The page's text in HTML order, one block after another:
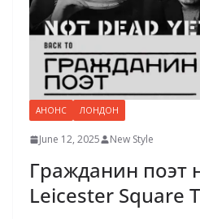
АНОНС ЛОНДОН
June 12, 2025 New Style
Гражданин поэт
Leicester Square